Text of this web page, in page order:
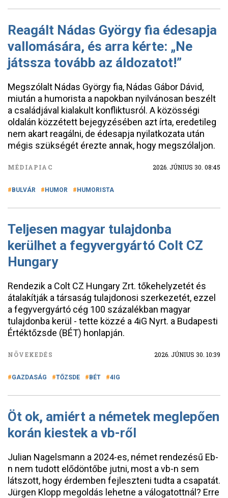
Reagált Nádas György fia édesapja
vallomására, és arra kérte: „Ne
játssza tovább az áldozatot!”
Megszólalt Nádas György fia, Nádas Gábor Dávid,
miután a humorista a napokban nyilvánosan beszélt
a családjával kialakult konfliktusról. A közösségi
oldalán közzétett bejegyzésében azt írta, eredetileg
nem akart reagálni, de édesapja nyilatkozata után
mégis szükségét érezte annak, hogy megszólaljon.
MÉDIAPIAC 2026. JÚNIUS 30. 08:45
BULVÁR HUMOR HUMORISTA
Teljesen magyar tulajdonba
kerülhet a fegyvergyártó Colt CZ
Hungary
Rendezik a Colt CZ Hungary Zrt. tőkehelyzetét és
átalakítják a társaság tulajdonosi szerkezetét, ezzel
a fegyvergyártó cég 100 százalékban magyar
tulajdonba kerül - tette közzé a 4iG Nyrt. a Budapesti
Értéktőzsde (BÉT) honlapján.
NÖVEKEDÉS 2026. JÚNIUS 30. 10:39
GAZDASÁG TŐZSDE BÉT 4IG
Öt ok, amiért a németek meglepően
korán kiestek a vb-ről
Julian Nagelsmann a 2024-es, német rendezésű Eb-
n nem tudott elődöntőbe jutni, most a vb-n sem
látszott, hogy érdemben fejleszteni tudta a csapatát.
Jürgen Klopp megoldás lehetne a válogatottnál? Erre